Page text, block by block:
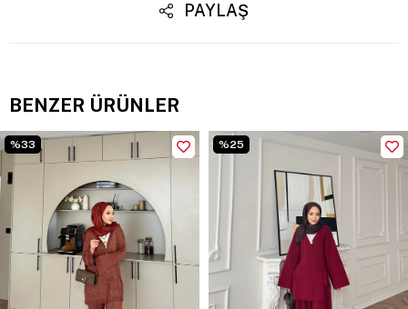
PAYLAŞ
BENZER ÜRÜNLER
%33 %25